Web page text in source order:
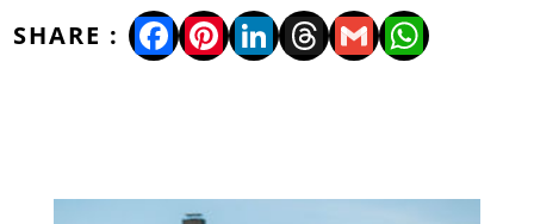
Facebook
Pinterest
LinkedIn
Threads
Gmail